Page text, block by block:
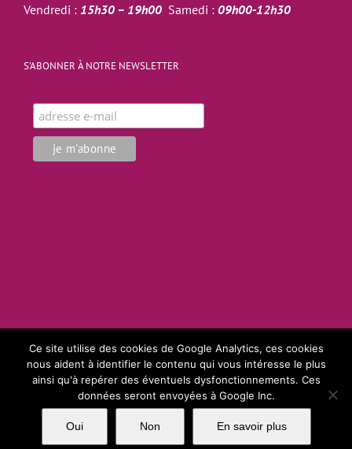
Vendredi : 15h30 – 19h00 Samedi : 09h00-12h30
S’ABONNER À NOTRE NEWSLETTER
Copyright 2017 SARL La Ferme Angevine | Tous droits réservés | Création
Matya
Facebook
Ce site utilise des cookies de Google Analytics, ces cookies
nous aident à identifier le contenu qui vous intéresse le plus
ainsi qu'à repérer des éventuels dysfonctionnements. Ces
données seront envoyées à Google Inc.
Oui Non En savoir plus